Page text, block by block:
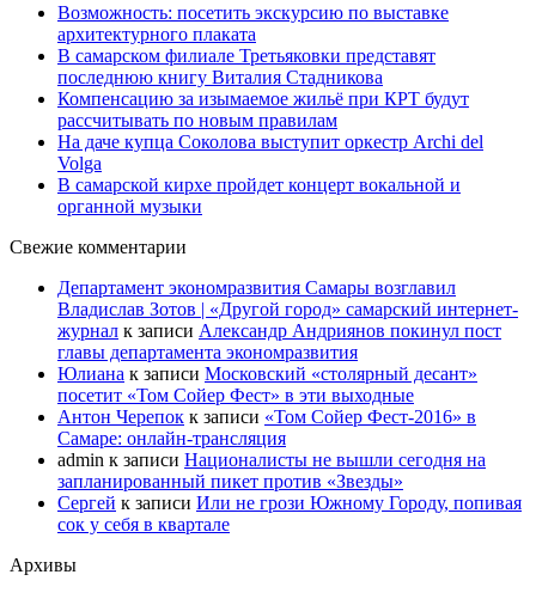
Возможность: посетить экскурсию по выставке
архитектурного плаката
В самарском филиале Третьяковки представят
последнюю книгу Виталия Стадникова
Компенсацию за изымаемое жильё при КРТ будут
рассчитывать по новым правилам
На даче купца Соколова выступит оркестр Archi del
Volga
В самарской кирхе пройдет концерт вокальной и
органной музыки
Свежие комментарии
Департамент экономразвития Самары возглавил
Владислав Зотов | «Другой город» самарский интернет-
журнал к записи Александр Андриянов покинул пост
главы департамента экономразвития
Юлиана к записи Московский «столярный десант»
посетит «Том Сойер Фест» в эти выходные
Антон Черепок к записи «Том Сойер Фест-2016» в
Самаре: онлайн-трансляция
admin к записи Националисты не вышли сегодня на
запланированный пикет против «Звезды»
Сергей к записи Или не грози Южному Городу, попивая
сок у себя в квартале
Архивы